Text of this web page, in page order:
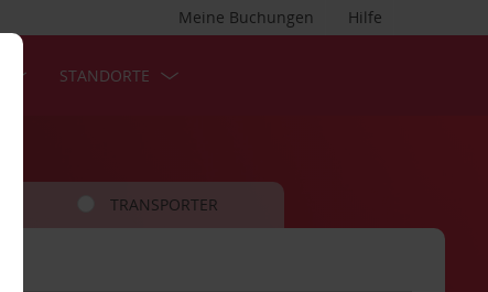
Hilfe
Meine Buchungen
STANDORTE
TRANSPORTER